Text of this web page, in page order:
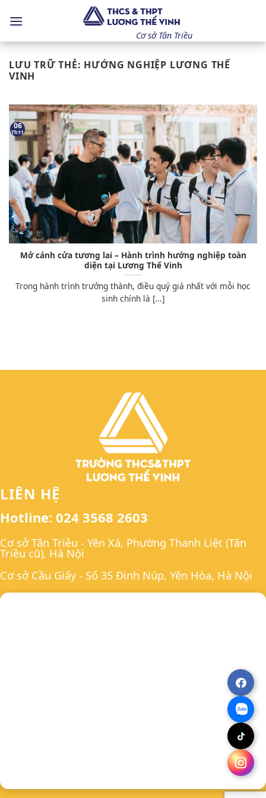
qua
Cơ sở Tân Triều
LƯU TRỮ THẺ: HƯỚNG NGHIỆP LƯƠNG THẾ
VINH
Mở cánh cửa tương lai – Hành trình hướng nghiệp toàn
diện tại Lương Thế Vinh
Trong hành trình trưởng thành, điều quý giá nhất với mỗi học
sinh chính là [...]
06
Th11
LIÊN HỆ
Hotline: 024 3568 2603
Cơ sở Tân Triều - Yên Xá, Phường Thanh Liệt (Tân
Triều cũ), Hà Nội
Cơ sở Cầu Giấy - Số 35 Đinh Núp, Yên Hòa, Hà Nội